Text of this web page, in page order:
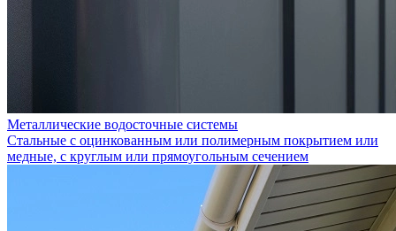
Металлические водосточные системы
Стальные с оцинкованным или полимерным покрытием или
медные, с круглым или прямоугольным сечением